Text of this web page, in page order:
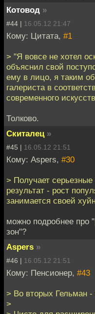
Котовод »
#44 | 16.05.12 21:47
Кому: Цитата, #1
> "Я вовсе не хотел
объяснил свой
ему в лицо, я таким
галериста в
современного
Толково.
Скиталец »
#45 | 16.05.12 21:51
Кому: Aspers, #30
> Получает
результат - рост
занимается своей
можно подробнее про
зон"?
Aspers »
#46 | 16.05.12 21:51
Кому: Пенсионер, #43
> Во вторых Гельман -
>